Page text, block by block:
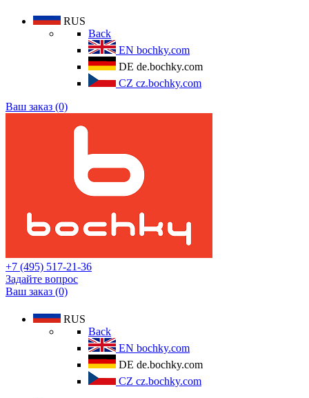
RUS
Back
EN bochky.com
DE de.bochky.com
CZ cz.bochky.com
Ваш заказ (0)
+7 (495) 517-21-36
Задайте вопрос
Ваш заказ (0)
RUS
Back
EN bochky.com
DE de.bochky.com
CZ cz.bochky.com